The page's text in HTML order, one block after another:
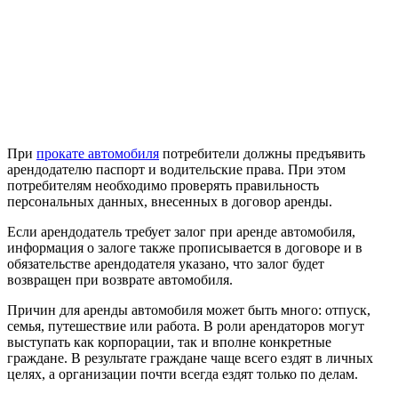
При прокате автомобиля потребители должны предъявить
арендодателю паспорт и водительские права. При этом
потребителям необходимо проверять правильность
персональных данных, внесенных в договор аренды.
Если арендодатель требует залог при аренде автомобиля,
информация о залоге также прописывается в договоре и в
обязательстве арендодателя указано, что залог будет
возвращен при возврате автомобиля.
Причин для аренды автомобиля может быть много: отпуск,
семья, путешествие или работа. В роли арендаторов могут
выступать как корпорации, так и вполне конкретные
граждане. В результате граждане чаще всего ездят в личных
целях, а организации почти всегда ездят только по делам.